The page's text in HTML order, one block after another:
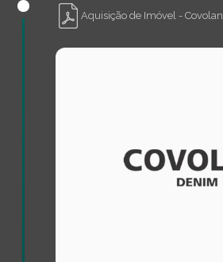
Aquisição de Imóvel - Covolan